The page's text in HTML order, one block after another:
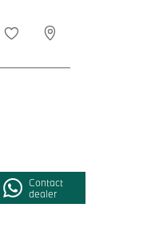
Contact
dealer